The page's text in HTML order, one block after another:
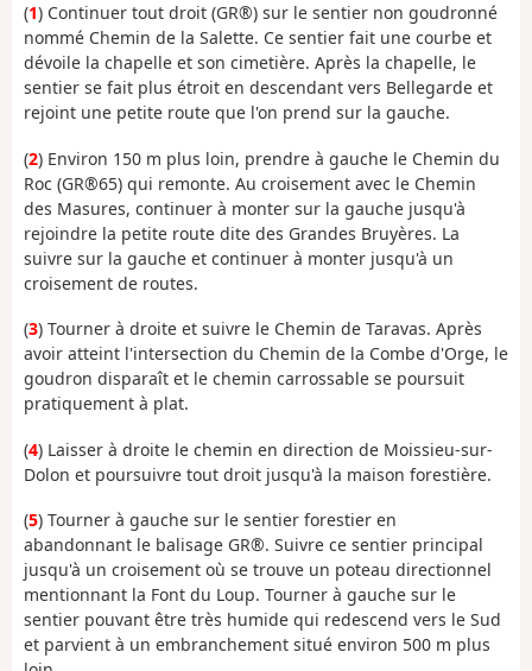
(1) Continuer tout droit (GR®) sur le sentier non goudronné
nommé Chemin de la Salette. Ce sentier fait une courbe et
dévoile la chapelle et son cimetière. Après la chapelle, le
sentier se fait plus étroit en descendant vers Bellegarde et
rejoint une petite route que l'on prend sur la gauche.
(2) Environ 150 m plus loin, prendre à gauche le Chemin du
Roc (GR®65) qui remonte. Au croisement avec le Chemin
des Masures, continuer à monter sur la gauche jusqu'à
rejoindre la petite route dite des Grandes Bruyères. La
suivre sur la gauche et continuer à monter jusqu'à un
croisement de routes.
(3) Tourner à droite et suivre le Chemin de Taravas. Après
avoir atteint l'intersection du Chemin de la Combe d'Orge, le
goudron disparaît et le chemin carrossable se poursuit
pratiquement à plat.
(4) Laisser à droite le chemin en direction de Moissieu-sur-
Dolon et poursuivre tout droit jusqu'à la maison forestière.
(5) Tourner à gauche sur le sentier forestier en
abandonnant le balisage GR®. Suivre ce sentier principal
jusqu'à un croisement où se trouve un poteau directionnel
mentionnant la Font du Loup. Tourner à gauche sur le
sentier pouvant être très humide qui redescend vers le Sud
et parvient à un embranchement situé environ 500 m plus